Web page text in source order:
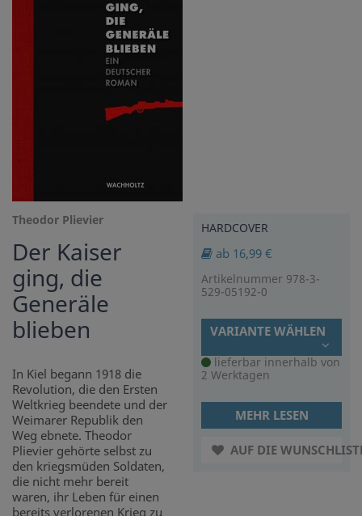
Theodor Plievier
Der Kaiser
ging, die
Generäle
blieben
In Kiel begann 1918 die
Revolution, die den Ersten
Weltkrieg beendete und der
Weimarer Republik den
Weg ebnete. Theodor
Plievier gehörte selbst zu
den kriegsmüden Soldaten,
die nicht mehr bereit
waren, ihr Leben für einen
bereits verlorenen Krieg zu
HARDCOVER
ab 16,99 €
Artikelnummer 978-3-
529-05192-0
VARIANTE WÄHLEN
lieferbar innerhalb von
2 Werktagen
MEHR LESEN
AUF DIE